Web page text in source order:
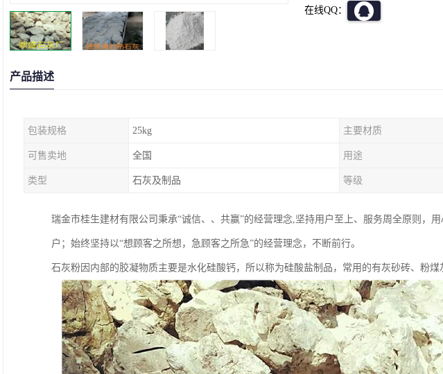
在线QQ：
产品描述
包装规格 25kg 主要材质
可售卖地 全国 用途
类型 石灰及制品 等级
瑞金市桂生建材有限公司秉承“诚信、、共赢”的经营理念,坚持用户至上、服务周全原则，
户；始终坚持以“想顾客之所想，急顾客之所急”的经营理念，不断前行。
石灰粉因内部的胶凝物质主要是水化硅酸钙，所以称为硅酸盐制品，常用的有灰砂砖、粉煤